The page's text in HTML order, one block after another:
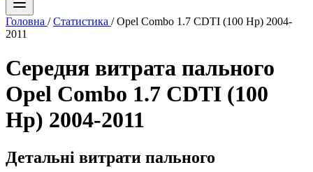
Головна / Статистика / Opel Combo 1.7 CDTI (100 Hp) 2004-
2011
Середня витрата пального
Opel Combo 1.7 CDTI (100
Hp) 2004-2011
Детальні витрати пального